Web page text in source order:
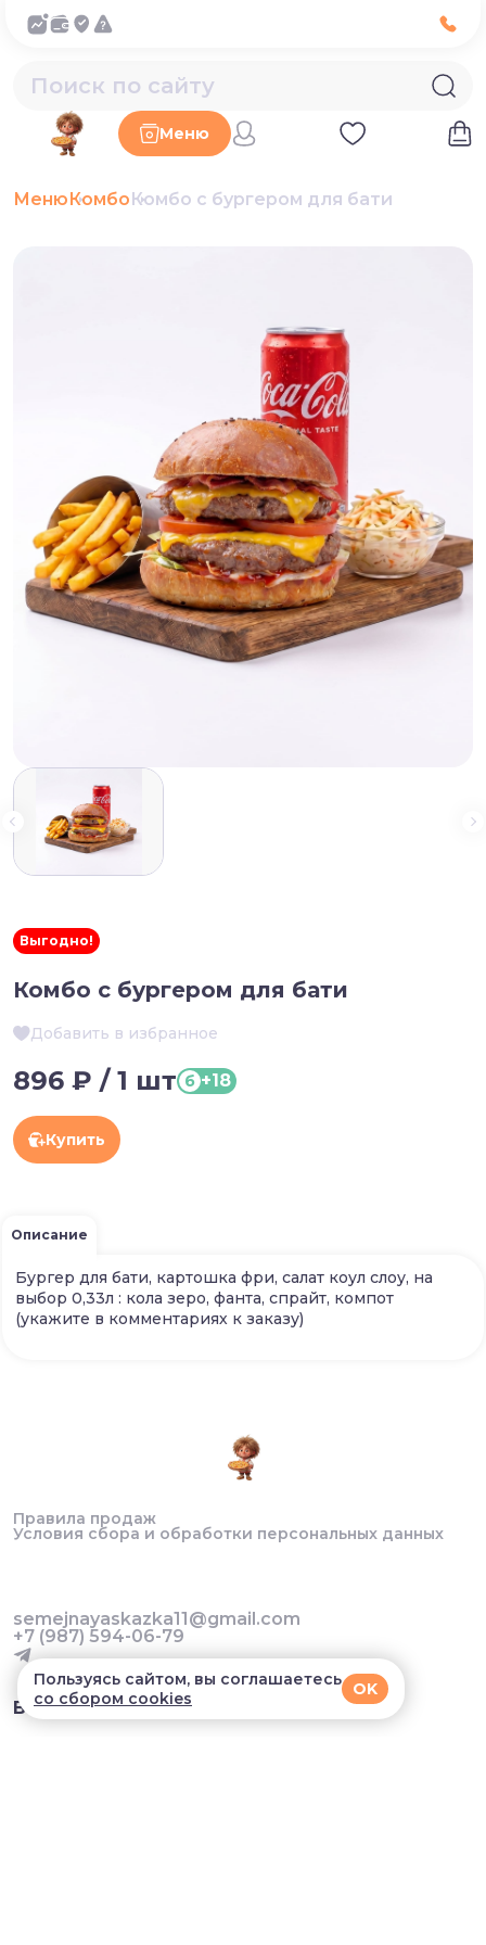
Меню
МенюКомбоКомбо с бургером для бати
Выгодно!
Комбо с бургером для бати
Добавить в избранное
896 ₽ / 1 шт б +18
Купить
Описание
Бургер для бати, картошка фри, салат коул слоу, на
выбор 0,33л : кола зеро, фанта, спрайт, компот
(укажите в комментариях к заказу)
Правила продаж
Условия сбора и обработки персональных данных
semejnayaskazka11@gmail.com
+7 (987) 594-06-79
В приложении удобнее!
Пользуясь сайтом, вы соглашаетесь
со сбором cookies
OK